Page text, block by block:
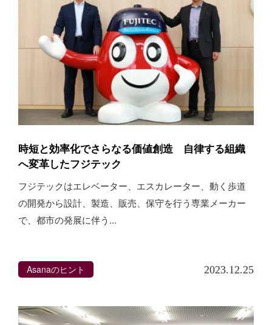
時短と効率化でさらなる価値創造 自律する組織
へ変革したフジテック
フジテックはエレベーター、エスカレーター、動く歩道
の開発から設計、製造、販売、保守を行う専業メーカー
で、都市の発展に伴う...
Asanaのヒント 2023.12.25